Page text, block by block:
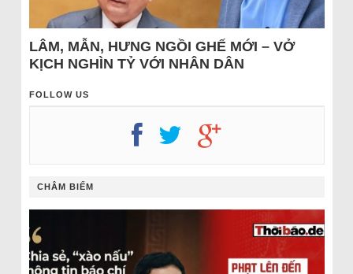
LÂM, MẪN, HƯNG NGỒI GHẾ MỚI – VỞ
KỊCH NGHÌN TỶ VỚI NHÂN DÂN
FOLLOW US
CHÂM BIẾM